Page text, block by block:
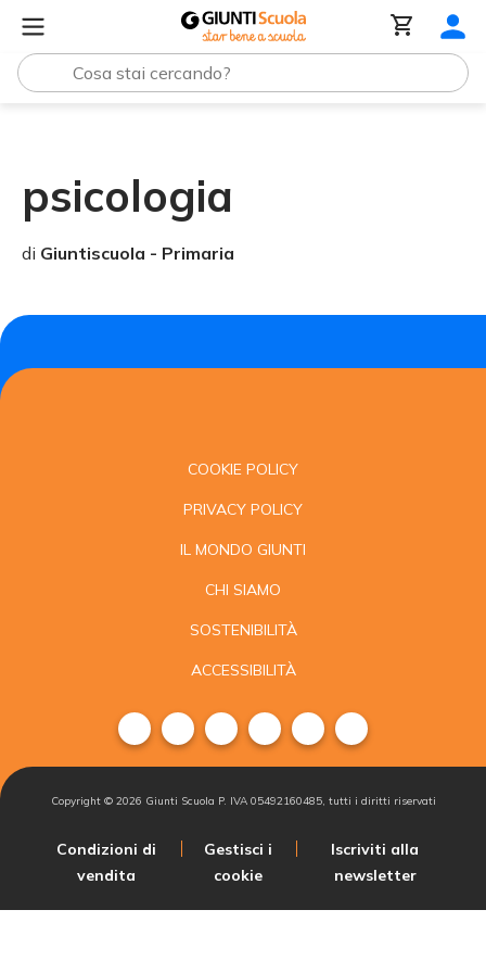
psicologia
di Giuntiscuola - Primaria
COOKIE POLICY
PRIVACY POLICY
IL MONDO GIUNTI
CHI SIAMO
SOSTENIBILITÀ
ACCESSIBILITÀ
Copyright © 2026 Giunti Scuola P. IVA 05492160485, tutti i diritti riservati
Condizioni di
vendita
Gestisci i
cookie
Iscriviti alla
newsletter